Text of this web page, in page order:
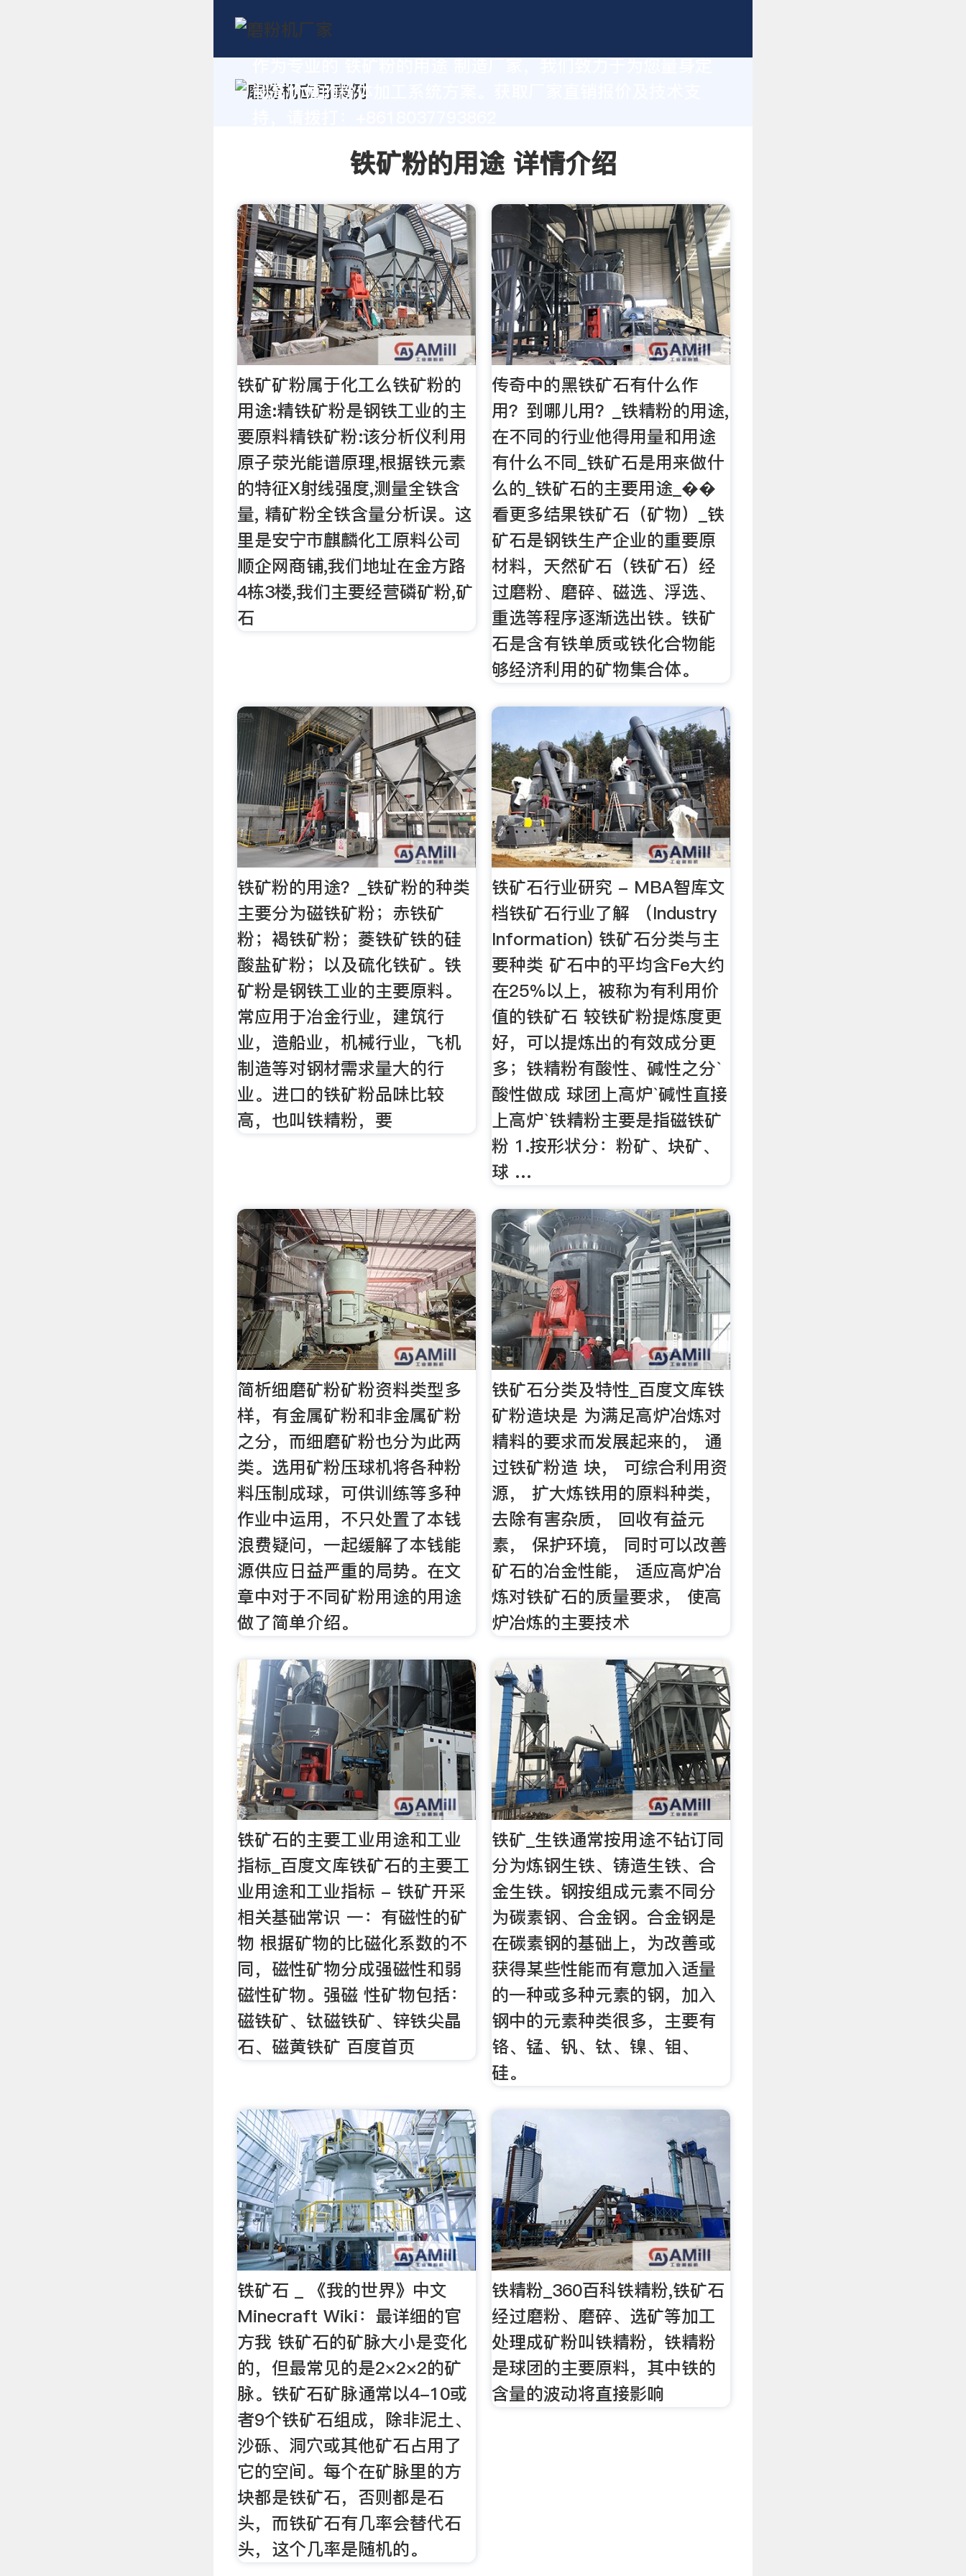
制高价值的粉体加工系统方案。获取厂家直销报价及技术支
铁矿粉的用途 详情介绍
铁矿矿粉属于化工么铁矿粉的
用途:精铁矿粉是钢铁工业的主
要原料精铁矿粉:该分析仪利用
原子荥光能谱原理,根据铁元素
的特征X射线强度,测量全铁含
量, 精矿粉全铁含量分析误。这
里是安宁市麒麟化工原料公司
顺企网商铺,我们地址在金方路
4栋3楼,我们主要经营磷矿粉,矿
石
传奇中的黑铁矿石有什么作
用？到哪儿用？_铁精粉的用途,
在不同的行业他得用量和用途
有什么不同_铁矿石是用来做什
么的_铁矿石的主要用途_��
看更多结果铁矿石（矿物）_铁
矿石是钢铁生产企业的重要原
材料，天然矿石（铁矿石）经
过磨粉、磨碎、磁选、浮选、
重选等程序逐渐选出铁。铁矿
石是含有铁单质或铁化合物能
够经济利用的矿物集合体。
铁矿粉的用途？_铁矿粉的种类
主要分为磁铁矿粉；赤铁矿
粉；褐铁矿粉；菱铁矿铁的硅
酸盐矿粉；以及硫化铁矿。铁
矿粉是钢铁工业的主要原料。
常应用于冶金行业，建筑行
业，造船业，机械行业，飞机
制造等对钢材需求量大的行
业。进口的铁矿粉品味比较
高，也叫铁精粉，要
铁矿石行业研究 - MBA智库文
档铁矿石行业了解 （Industry
Information) 铁矿石分类与主
要种类 矿石中的平均含Fe大约
在25％以上，被称为有利用价
值的铁矿石 较铁矿粉提炼度更
好，可以提炼出的有效成分更
多；铁精粉有酸性、碱性之分`
酸性做成 球团上高炉`碱性直接
上高炉`铁精粉主要是指磁铁矿
粉 1.按形状分：粉矿、块矿、
球 …
简析细磨矿粉矿粉资料类型多
样，有金属矿粉和非金属矿粉
之分，而细磨矿粉也分为此两
类。选用矿粉压球机将各种粉
料压制成球，可供训练等多种
作业中运用，不只处置了本钱
浪费疑问，一起缓解了本钱能
源供应日益严重的局势。在文
章中对于不同矿粉用途的用途
做了简单介绍。
铁矿石分类及特性_百度文库铁
矿粉造块是 为满足高炉冶炼对
精料的要求而发展起来的， 通
过铁矿粉造 块， 可综合利用资
源， 扩大炼铁用的原料种类，
去除有害杂质， 回收有益元
素， 保护环境， 同时可以改善
矿石的冶金性能， 适应高炉冶
炼对铁矿石的质量要求， 使高
炉冶炼的主要技术
铁矿石的主要工业用途和工业
指标_百度文库铁矿石的主要工
业用途和工业指标 - 铁矿开采
相关基础常识 一：有磁性的矿
物 根据矿物的比磁化系数的不
同，磁性矿物分成强磁性和弱
磁性矿物。强磁 性矿物包括：
磁铁矿、钛磁铁矿、锌铁尖晶
石、磁黄铁矿 百度首页
铁矿_生铁通常按用途不钻订同
分为炼钢生铁、铸造生铁、合
金生铁。钢按组成元素不同分
为碳素钢、合金钢。合金钢是
在碳素钢的基础上，为改善或
获得某些性能而有意加入适量
的一种或多种元素的钢，加入
钢中的元素种类很多，主要有
铬、锰、钒、钛、镍、钼、
硅。
铁矿石 _ 《我的世界》中文
Minecraft Wiki：最详细的官
方我 铁矿石的矿脉大小是变化
的，但最常见的是2×2×2的矿
脉。铁矿石矿脉通常以4-10‌‌或
者9‌‌个铁矿石组成，除非泥土、
沙砾、洞穴或其他矿石占用了
它的空间。每个在矿脉里的方
块都是铁矿石，否则都是石
头，而铁矿石有几率会替代石
头，这个几率是随机的。
铁精粉_360百科铁精粉,铁矿石
经过磨粉、磨碎、选矿等加工
处理成矿粉叫铁精粉，铁精粉
是球团的主要原料，其中铁的
含量的波动将直接影响